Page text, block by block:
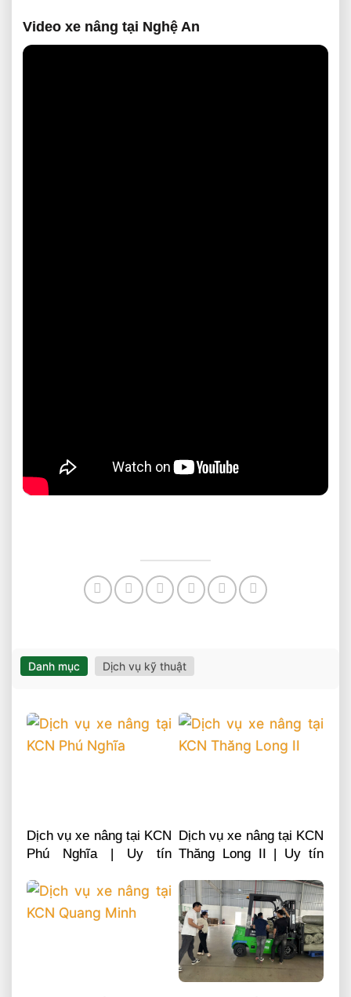
Video xe nâng tại Nghệ An
Danh mục Dịch vụ kỹ thuật
Dịch vụ xe nâng tại KCN
Phú Nghĩa | Uy tín
0868481555
Dịch vụ xe nâng tại KCN
Thăng Long II | Uy tín
0868481555